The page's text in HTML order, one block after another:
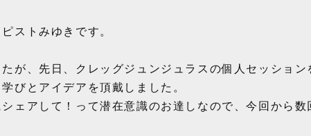
ストみゆきです。
が、先日、クレッグジュンジュラスの個人セッション
びとアイデアを頂戴しました。
ェアして！って潜在意識のお達しなので、今回から